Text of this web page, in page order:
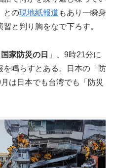
との現地紙報道 もあり一瞬身
と判り胸をなで下ろす。
国家防災の日 」、9時21分に
を鳴らすとある。日本の「防
は日本でも台湾でも「防災